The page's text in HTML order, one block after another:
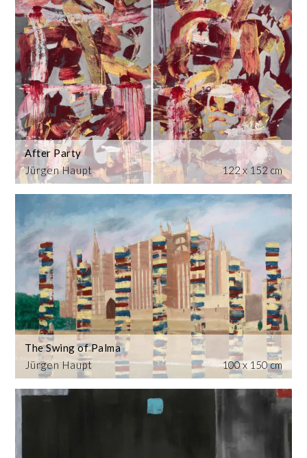
Jürgen Haupt
After Party
122 x 152 cm
Jürgen Haupt
The Swing of Palma
100 x 150 cm